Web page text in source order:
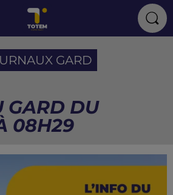
GARD
GARD DU
08H29